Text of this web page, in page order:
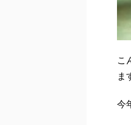
こ
ま
今